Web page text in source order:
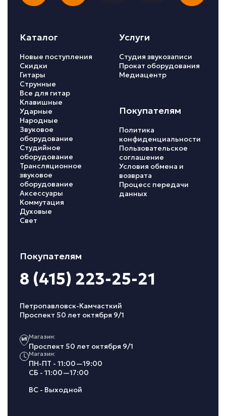
Каталог
Новые поступления
Скидки
Гитары
Струнные
Все для гитар
Клавишные
Ударные
Народные
Звуковое
оборудование
Студийное
оборудование
Трансляционное
звуковое
оборудование
Аксессуары
Коммутация
Духовые
Свет
Услуги
Студия звукозаписи
Прокат оборудования
Медиацентр
Покупателям
Политика
конфиденциальности
Пользовательское
соглашение
Условия обмена и
возврата
Процесс передачи
данных
Покупателям
8 (415) 223-25-21
Петропавловск-Камчасткий
Проспект 50 лет октября 9/1
Магазин:
Проспект 50 лет октября 9/1
Магазин:
ПН-ПТ - 11:00—19:00
СБ - 11:00—17:00
ВС - Выходной